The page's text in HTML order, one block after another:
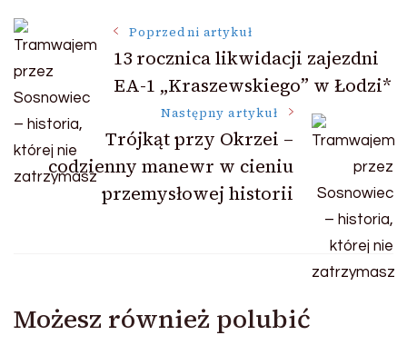
Nawigacja
wpisu
Poprzedni artykuł
13 rocznica likwidacji zajezdni
EA-1 „Kraszewskiego” w Łodzi*
Następny artykuł
Trójkąt przy Okrzei –
codzienny manewr w cieniu
przemysłowej historii
Możesz również polubić